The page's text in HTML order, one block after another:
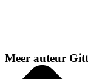
Meer auteur